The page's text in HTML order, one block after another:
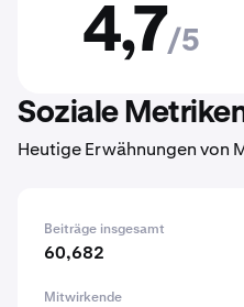
4,7/5
Soziale
Heutige Erwähnungen von
Beiträge insgesamt
60,682
Mitwirkende